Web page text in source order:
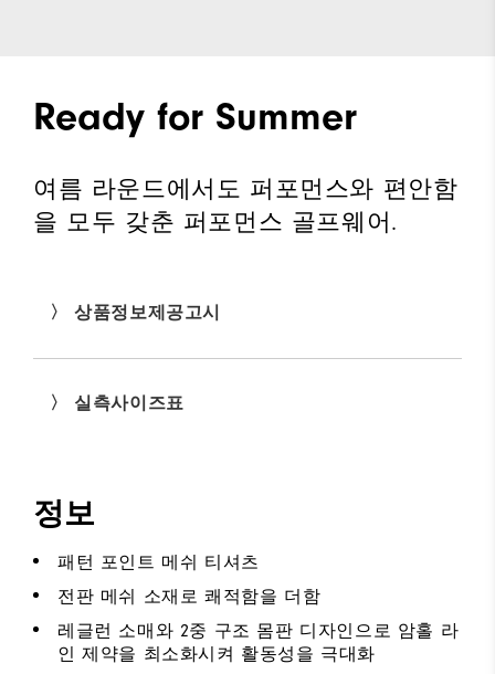
Ready for Summer
여름 라운드에서도 퍼포먼스와 편안함
을 모두 갖춘 퍼포먼스 골프웨어.
〉 상품정보제공고시
〉 실측사이즈표
정보
패턴 포인트 메쉬 티셔츠
전판 메쉬 소재로 쾌적함을 더함
레글런 소매와 2중 구조 몸판 디자인으로 암홀 라
인 제약을 최소화시켜 활동성을 극대화